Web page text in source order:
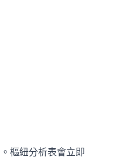
樞紐分析表會立即